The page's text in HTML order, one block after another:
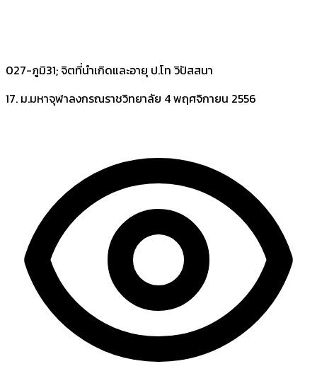
027-ภูมิ31; จิตที่นำเกิดและอายุ ป.โท วิปัสสนา
17. ม.มหาจุฬาลงกรณราชวิทยาลัย 4 พฤศจิกายน 2556